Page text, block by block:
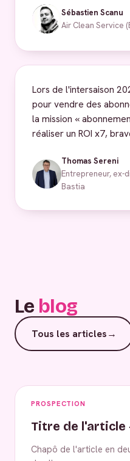
Sébastien Scanu
Air Clean Service
Lors de l'intersaison
pour vendre des
la mission «
réaliser un ROI x7,
Thomas Sereni
Entrepreneur, ex-
Bastia
Le blog
Tous les articles→
PROSPECTION
Titre de
Chapô de l'article en